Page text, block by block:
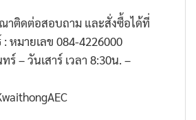
าติดต่อสอบถาม และสั่งซื้อได้ที่
หมายเลข 084-4226000
ร์ – วันเสาร์ เวลา 8:30น. –